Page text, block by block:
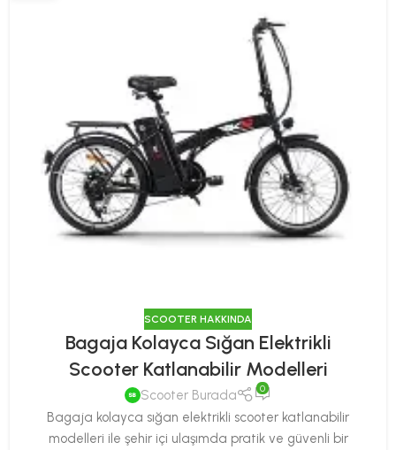
SCOOTER HAKKINDA
Bagaja Kolayca Sığan Elektrikli
Scooter Katlanabilir Modelleri
Scooter Burada 0
Bagaja kolayca sığan elektrikli scooter katlanabilir
modelleri ile şehir içi ulaşımda pratik ve güvenli bir